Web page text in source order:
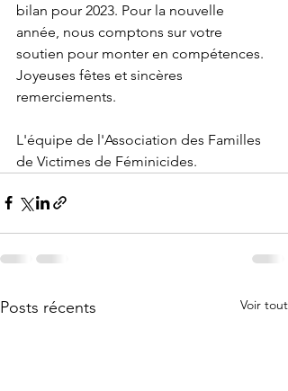
bilan pour 2023. Pour la nouvelle
année, nous comptons sur votre
soutien pour monter en compétences.
Joyeuses fêtes et sincères
remerciements.
L'équipe de l'Association des Familles
de Victimes de Féminicides.
Posts récents Voir tout